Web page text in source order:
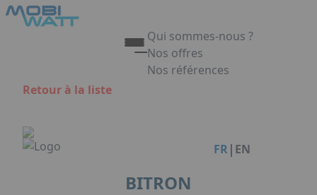
Aller au contenu principal
Qui sommes-nous ?
Nos offres
Nos références
FR | EN
Retour à la liste
BITRON
Panneau de gestion des cookies